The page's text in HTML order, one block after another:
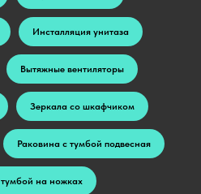
Инсталляция унитаза
Вытяжные вентиляторы
Зеркала со шкафчиком
Раковина с тумбой подвесная
на ножках